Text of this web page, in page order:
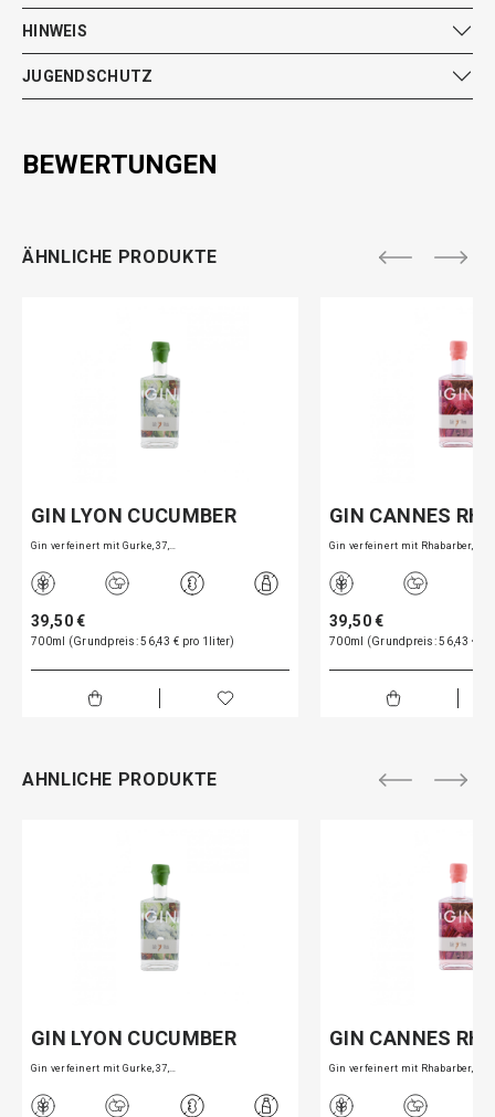
HINWEIS
JUGENDSCHUTZ
BEWERTUNGEN
ÄHNLICHE PRODUKTE
GIN LYON CUCUMBER
Gin verfeinert mit Gurke, 37,…
39,50 €
700ml (Grundpreis: 56,43 € pro 1liter)
GIN CANNES
Gin verfeinert mit Rhabarber,…
39,50 €
700ml (Grundpreis: 56,43 €
AHNLICHE PRODUKTE
GIN LYON CUCUMBER
Gin verfeinert mit Gurke, 37,…
GIN CANNES
Gin verfeinert mit Rhabarber,…